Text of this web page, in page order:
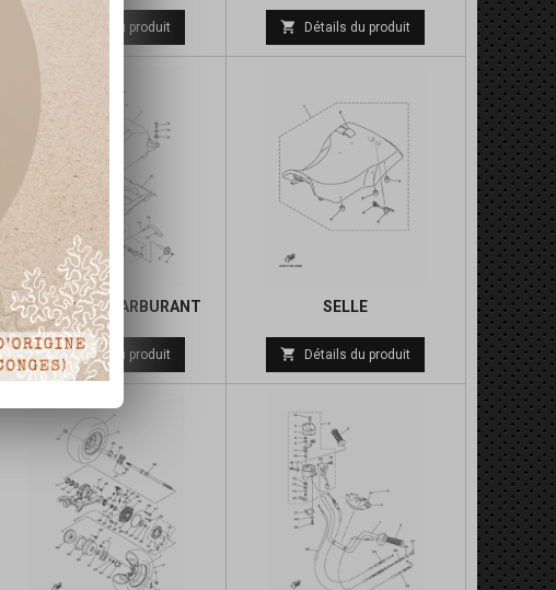
Prix
 Détails du produit
Prix
de
 Détails du produit
RESERVOIR A CARBURANT
Prix
de
base
 Détails du produit
SELLE
Prix
de
 Détails du produit